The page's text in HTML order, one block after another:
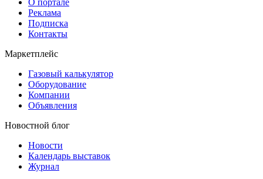
О портале
Реклама
Подписка
Контакты
Маркетплейс
Газовый калькулятор
Оборудование
Компании
Объявления
Новостной блог
Новости
Календарь выставок
Журнал